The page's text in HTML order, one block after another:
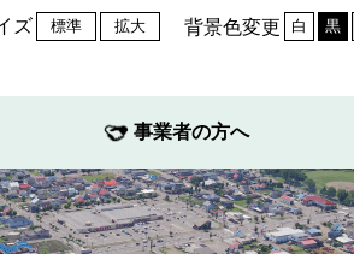
ズ 標準 拡大 背景色変更 白 黒
事業者の方へ